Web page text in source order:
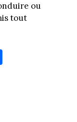
ou
tout
Pa
rt